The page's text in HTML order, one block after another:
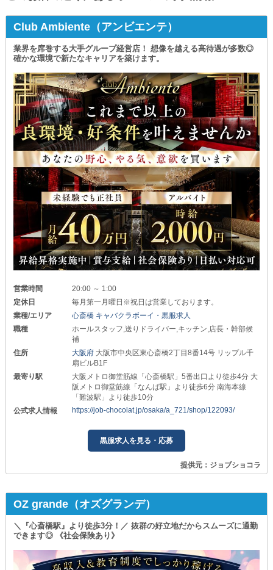
Club Ambiente（アンビエンテ）
業界を席巻する大手グループ経営店！ 想像を越える高待遇が多数◎
確かな環境で新たなキャリアを築けます。
営業時間
20:00 ～ 1:00
定休日
毎月第一月曜日※祝日は営業しております。
業種/エリア
心斎橋 キャバクラボーイ・黒服求人
職種
ホールスタッフ,送りドライバー,キッチン,店長・幹部候
補
住所
大阪府 大阪市中央区東心斎橋2丁目8番14号 リップル千
扇ビルB1F
最寄り駅
大阪メトロ御堂筋線「心斎橋駅」5番出口より徒歩4分 大
阪メトロ御堂筋線「なんば駅」より徒歩6分 南海本線
「難波駅」より徒歩10分
公式求人情報
https://job-chocolat.jp/osaka/a_721/shop/122093/
黒服求人を見る・応募
提供元：ジョブショコラ
OZ grande（オズグランデ）
＼『心斎橋駅』より徒歩3分！／ 抜群の好立地だからスムーズに通勤
できます◎ 《社会保険あり》